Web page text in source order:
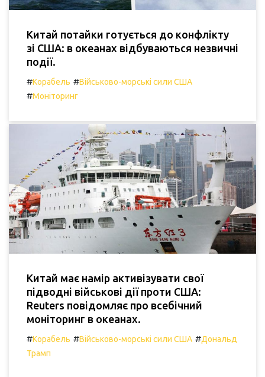
Китай потайки готується до конфлікту
зі США: в океанах відбуваються незвичні
події.
#Корабель #Військово-морські сили США
#Моніторинг
Китай має намір активізувати свої
підводні військові дії проти США:
Reuters повідомляє про всебічний
моніторинг в океанах.
#Корабель #Військово-морські сили США #Дональд
Трамп